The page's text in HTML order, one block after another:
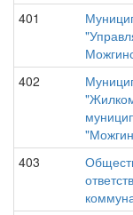
401
402
403